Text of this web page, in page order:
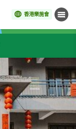
香港樂施會 目錄